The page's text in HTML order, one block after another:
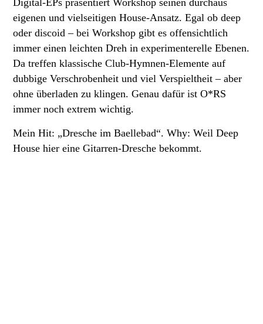
eigenen und vielseitigen House-Ansatz. Egal ob deep
oder discoid – bei Workshop gibt es offensichtlich
immer einen leichten Dreh in experimenterelle Ebenen.
Da treffen klassische Club-Hymnen-Elemente auf
dubbige Verschrobenheit und viel Verspieltheit – aber
ohne überladen zu klingen. Genau dafür ist O*RS
immer noch extrem wichtig.
Mein Hit: „Dresche im Baellebad“. Why: Weil Deep
House hier eine Gitarren-Dresche bekommt.